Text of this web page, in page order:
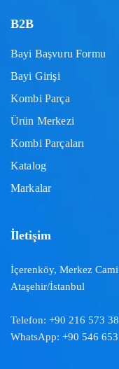
B2B
Bayi Başvuru Formu
Bayi Girişi
Kombi Parça
Ürün Merkezi
Kombi Parçaları
Katalog
Markalar
İletişim
İçerenköy, Merkez
Ataşehir/İstanbul
Telefon: +90 216 573
WhatsApp: +90 546